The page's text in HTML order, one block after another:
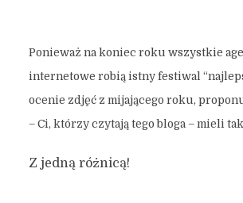
Ponieważ na koniec roku wszystkie
internetowe robią istny festiwal
ocenie zdjęć z mijającego roku,
– Ci, którzy czytają tego bloga – mieli
Z jedną różnicą!